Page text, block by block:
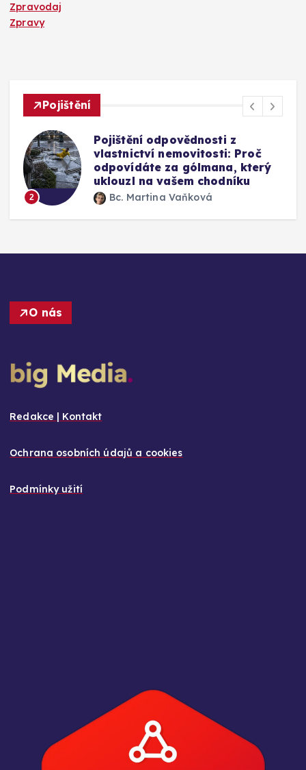
Zpravodaj
Zpravy
Pojištění
2
Pojištění odpovědnosti z
vlastnictví nemovitosti: Proč
odpovídáte za gólmana, který
uklouzl na vašem chodníku
Bc. Martina Vaňková
O nás
Redakce | Kontakt
Ochrana osobních údajů a cookies
Podmínky užití